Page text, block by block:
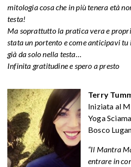
mitologia cosa che in più tenera età
testa!
Ma soprattutto la pratica vera e
stata un portento e come anticipavi
già da solo nella testa…
Infinita gratitudine e spero a presto
Terry
Iniziata al
Yoga
Bosco
“Il Mantra
entrare in